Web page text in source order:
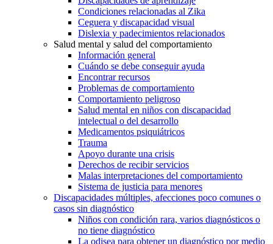
Condiciones relacionadas al Zika
Ceguera y discapacidad visual
Dislexia y padecimientos relacionados
Salud mental y salud del comportamiento
Información general
Cuándo se debe conseguir ayuda
Encontrar recursos
Problemas de comportamiento
Comportamiento peligroso
Salud mental en niños con discapacidad
intelectual o del desarrollo
Medicamentos psiquiátricos
Trauma
Apoyo durante una crisis
Derechos de recibir servicios
Malas interpretaciones del comportamiento
Sistema de justicia para menores
Discapacidades múltiples, afecciones poco comunes o
casos sin diagnóstico
Niños con condición rara, varios diagnósticos o
no tiene diagnóstico
La odisea para obtener un diagnóstico por medio